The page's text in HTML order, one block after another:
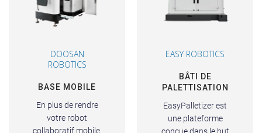
DOOSAN
ROBOTICS
BASE MOBILE
En plus de rendre
votre robot
collaboratif mobile,
EASY ROBOTICS
BÂTI DE
PALETTISATION
EasyPalletizer est
une plateforme